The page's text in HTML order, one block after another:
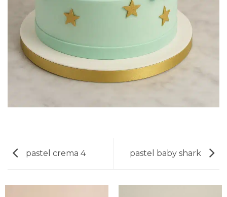
pastel crema 4 pastel baby shark